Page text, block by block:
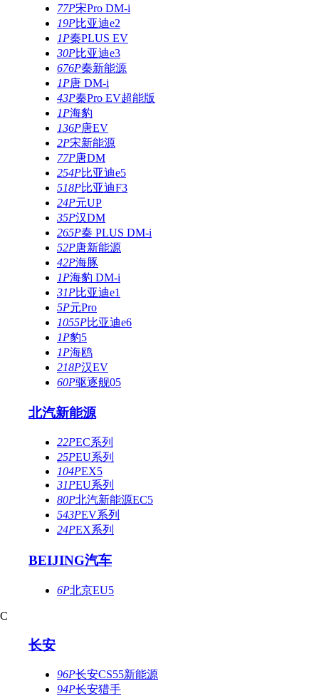
77P宋Pro DM-i
19P比亚迪e2
1P秦PLUS EV
30P比亚迪e3
676P秦新能源
1P唐 DM-i
43P秦Pro EV超能版
1P海豹
136P唐EV
2P宋新能源
77P唐DM
254P比亚迪e5
518P比亚迪F3
24P元UP
35P汉DM
265P秦 PLUS DM-i
52P唐新能源
42P海豚
1P海豹 DM-i
31P比亚迪e1
5P元Pro
1055P比亚迪e6
1P豹5
1P海鸥
218P汉EV
60P驱逐舰05
北汽新能源
22PEC系列
25PEU系列
104PEX5
31PEU系列
80P北汽新能源EC5
543PEV系列
24PEX系列
BEIJING汽车
6P北京EU5
C
长安
96P长安CS55新能源
94P长安猎手